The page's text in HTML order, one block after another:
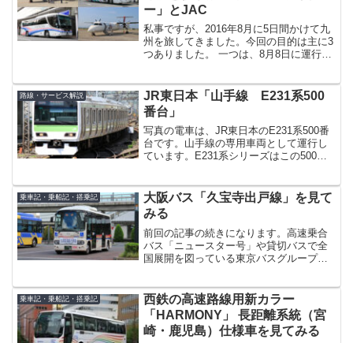
ー」とJAC
私事ですが、2016年8月に5日間かけて九
州を旅してきました。今回の目的は主に3
つありました。 一つは、8月8日に運行を
い）各方面から注目されているだけに、
「これは一...
路線・サービス解説
JR東日本「山手線 E231系500
番台」
写真の電車は、JR東日本のE231系500番
台です。山手線の専用車両として運行し
ています。E231系シリーズはこの500番
（東京メトロ東西線直通用）、近郊タイ
プ（...
乗車記・乗船記・搭乗記
大阪バス「久宝寺出戸線」を見て
みる
前回の記事の続きになります。高速乗合
バス「ニュースター号」や貸切バスで全
国展開を図っている東京バスグループ。
一般路線バス2路線の運行を2016年7月よ
り開始しました。今...
乗車記・乗船記・搭乗記
西鉄の高速路線用新カラー
「HARMONY」 長距離系統（宮
崎・鹿児島）仕様車を見てみる